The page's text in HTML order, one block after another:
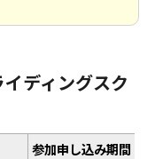
ディングスク
参加申し込み期間